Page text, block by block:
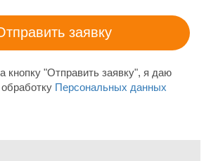
кнопку "Отправить заявку", я даю
Персональных данных